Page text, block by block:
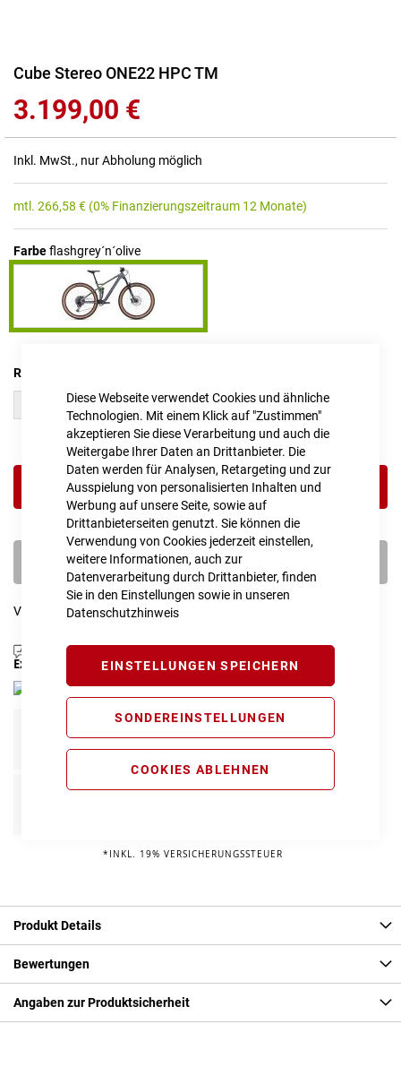
Diese Webseite verwendet Cookies und ähnliche
Technologien. Mit einem Klick auf "Zustimmen"
akzeptieren Sie diese Verarbeitung und auch die
Weitergabe Ihrer Daten an Drittanbieter. Die
Daten werden für Analysen, Retargeting und zur
Ausspielung von personalisierten Inhalten und
Werbung auf unsere Seite, sowie auf
Drittanbieterseiten genutzt. Sie können die
Verwendung von Cookies jederzeit einstellen,
weitere Informationen, auch zur
Datenverarbeitung durch Drittanbieter, finden
Sie in den Einstellungen sowie in unseren
Datenschutzhinweis
EINSTELLUNGEN SPEICHERN
SONDEREINSTELLUNGEN
COOKIES ABLEHNEN
Zum
der
Bildgalerie
springen
Cube Stereo ONE22 HPC TM
3.199,00 €
Inkl. MwSt., nur Abholung möglich
mtl. 266,58 € (0% Finanzierungszeitraum 12 Monate)
Farbeflashgrey´n´olive
RAHMENHÖHE
L M
IN DEN WARENKORB
PROBEFAHRT VEREINBAREN
Vergleichsliste: hinzufügen |
Produktanfrage stellen
Extra Schutz? Jetzt Tarife entdecken!
149,00 € pro Jahr*
Info
*INKL. 19% VERSICHERUNGSSTEUER
Produkt Details
Bewertungen
Angaben zur Produktsicherheit